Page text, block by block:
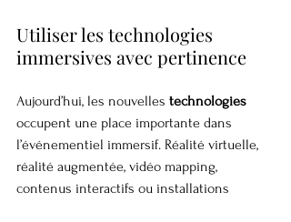
Utiliser les technologies
immersives avec pertinence
Aujourd’hui, les nouvelles technologies
occupent une place importante dans
l’événementiel immersif. Réalité virtuelle,
réalité augmentée, vidéo mapping,
contenus interactifs ou installations